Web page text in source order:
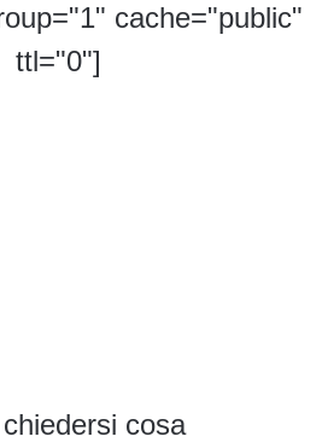
cache="public"
ttl="0"]
cosa